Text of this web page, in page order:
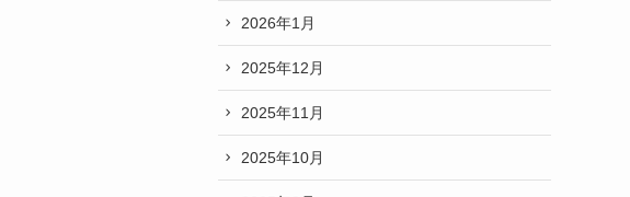
2026年1月
2025年12月
2025年11月
2025年10月